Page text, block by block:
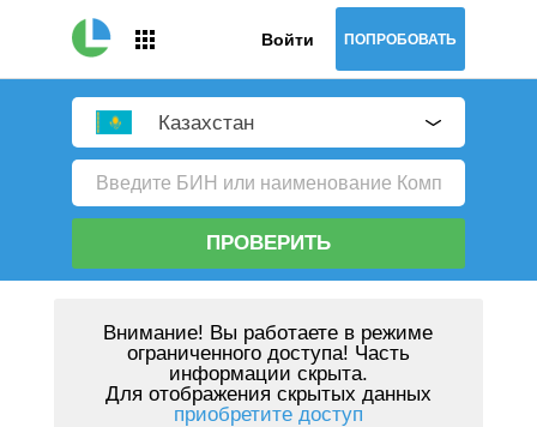
Войти ПОПРОБОВАТЬ
Казахстан
ПРОВЕРИТЬ
Внимание! Вы работаете в режиме
ограниченного доступа! Часть
информации скрыта.
Для отображения скрытых данных
приобретите доступ